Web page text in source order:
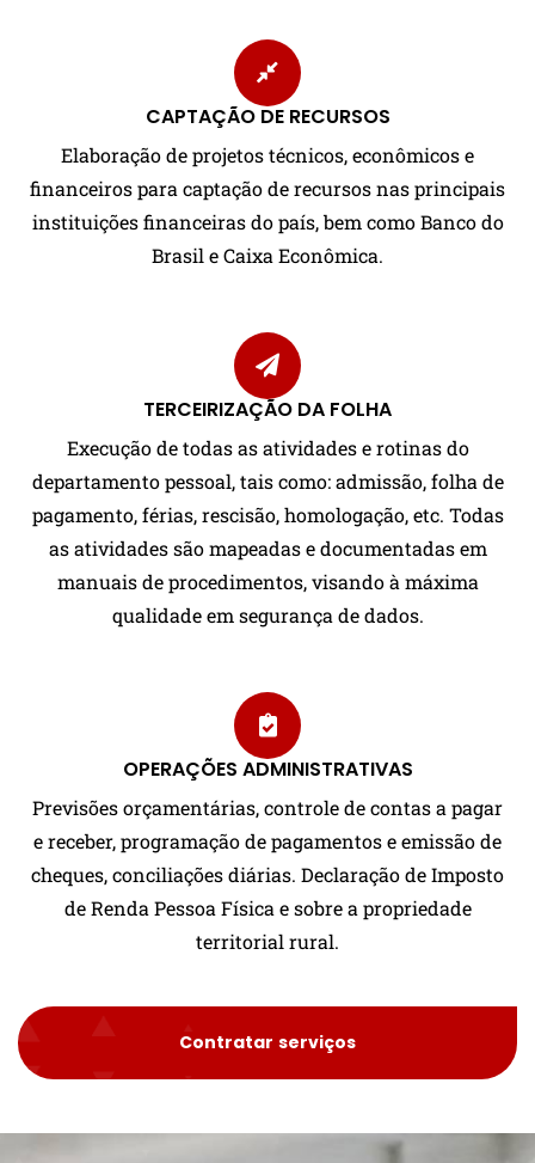
CAPTAÇÃO DE RECURSOS
Elaboração de projetos técnicos, econômicos e
financeiros para captação de recursos nas principais
instituições financeiras do país, bem como Banco do
Brasil e Caixa Econômica.
TERCEIRIZAÇÃO DA FOLHA
Execução de todas as atividades e rotinas do
departamento pessoal, tais como: admissão, folha de
pagamento, férias, rescisão, homologação, etc. Todas
as atividades são mapeadas e documentadas em
manuais de procedimentos, visando à máxima
qualidade em segurança de dados.
OPERAÇÕES ADMINISTRATIVAS
Previsões orçamentárias, controle de contas a pagar
e receber, programação de pagamentos e emissão de
cheques, conciliações diárias. Declaração de Imposto
de Renda Pessoa Física e sobre a propriedade
territorial rural.
Contratar serviços